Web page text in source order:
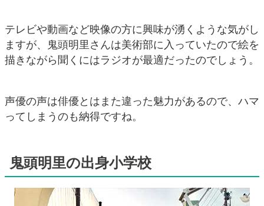
テレビや動画など映像の方に興味が湧くような気がし
ますが、鬼頭明里さんは美術部に入っていたので絵を
描きながら聞くにはラジオが最適だったのでしょう。
声優の声は俳優とはまた違った魅力があるので、ハマ
ってしまうのも納得ですね。
鬼頭明里の出身小学校